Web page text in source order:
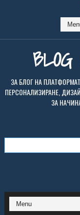
ЗА БЛОГ НА
ПЕРСОНАЛИЗИРАНЕ,
ЗА